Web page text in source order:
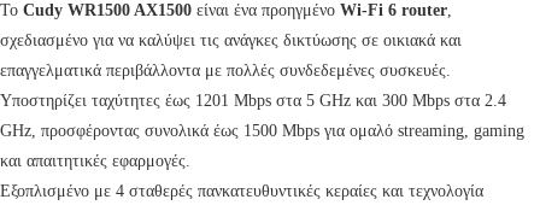
Το Cudy WR1500 AX1500 είναι ένα προηγμένο Wi-Fi 6 router,
σχεδιασμένο για να καλύψει τις ανάγκες δικτύωσης σε οικιακά και
επαγγελματικά περιβάλλοντα με πολλές συνδεδεμένες συσκευές.
Υποστηρίζει ταχύτητες έως 1201 Mbps στα 5 GHz και 300 Mbps στα 2.4
GHz, προσφέροντας συνολικά έως 1500 Mbps για ομαλό streaming, gaming
και απαιτητικές εφαρμογές.
Εξοπλισμένο με 4 σταθερές πανκατευθυντικές κεραίες και τεχνολογία